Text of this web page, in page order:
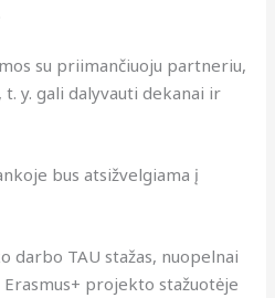
su priimančiuoju partneriu,
y. gali dalyvauti dekanai ir
bus atsižvelgiama į
darbo TAU stažas, nuopelnai
Erasmus+ projekto stažuotėje